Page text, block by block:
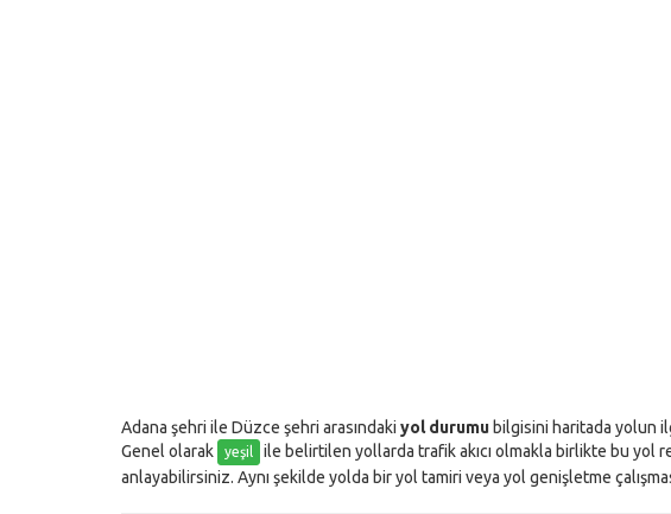
Adana şehri ile Düzce şehri arasındaki yol durumubilgisini haritada yolun
Genel olarak
yeşil ile belirtilen yollarda trafik akıcı olmakla birlikte bu yol
anlayabilirsiniz. Aynı şekilde yolda bir yol tamiri veya yol genişletme